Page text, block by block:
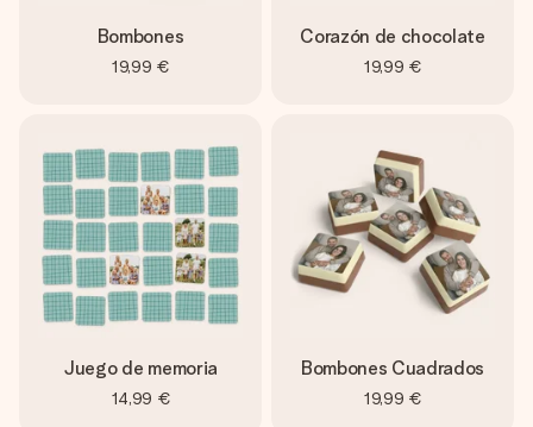
Bombones
19,99 €
Corazón de chocolate
19,99 €
Juego de memoria
14,99 €
Bombones Cuadrados
19,99 €